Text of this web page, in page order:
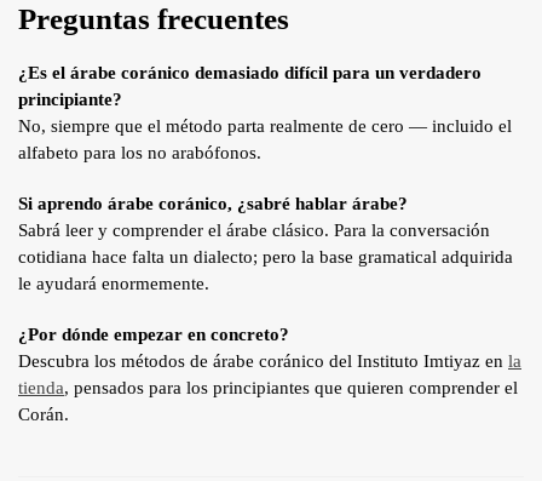
Preguntas frecuentes
¿Es el árabe coránico demasiado difícil para un verdadero
principiante?
No, siempre que el método parta realmente de cero — incluido el
alfabeto para los no arabófonos.
Si aprendo árabe coránico, ¿sabré hablar árabe?
Sabrá leer y comprender el árabe clásico. Para la conversación
cotidiana hace falta un dialecto; pero la base gramatical adquirida
le ayudará enormemente.
¿Por dónde empezar en concreto?
Descubra los métodos de árabe coránico del Instituto Imtiyaz en la
tienda, pensados para los principiantes que quieren comprender el
Corán.